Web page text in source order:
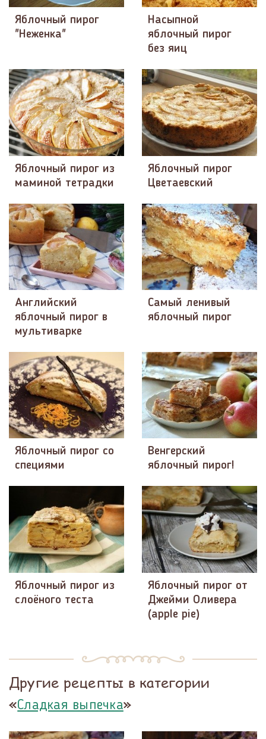
Яблочный пирог
"Неженка"
Насыпной
яблочный пирог
без яиц
Яблочный пирог из
маминой тетрадки
Яблочный пирог
Цветаевский
Английский
яблочный пирог в
мультиварке
Самый ленивый
яблочный пирог
Яблочный пирог со
специями
Венгерский
яблочный пирог!
Яблочный пирог из
слоёного теста
Яблочный пирог от
Джейми Оливера
(apple pie)
Другие рецепты в категории
«Сладкая выпечка»